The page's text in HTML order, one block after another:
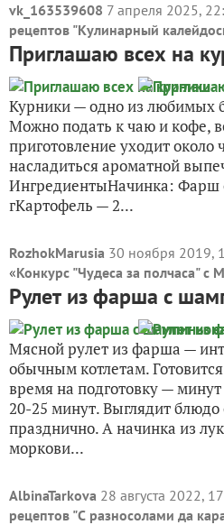
vk_163539608 7 апреля 2025,
рецептов "Кулинарный
Приглашаю всех на
Курники — одно из любимых
Можно подать к чаю и кофе,
приготовление уходит
насладиться ароматной
ИнгредиентыНачинка:
гКартофель — 2...
RozhokMarusia 30 ноября 2019,
«Конкурс "Чудеса за полчаса" с
Рулет из фарша с
Мясной рулет из фарша —
обычным котлетам.
время на подготовку —
20-25 минут. Выглядит блюдо
празднично. А начинка из
моркови...
AlbinaTarkova 28 августа 2022,
рецептов "С разносолами да